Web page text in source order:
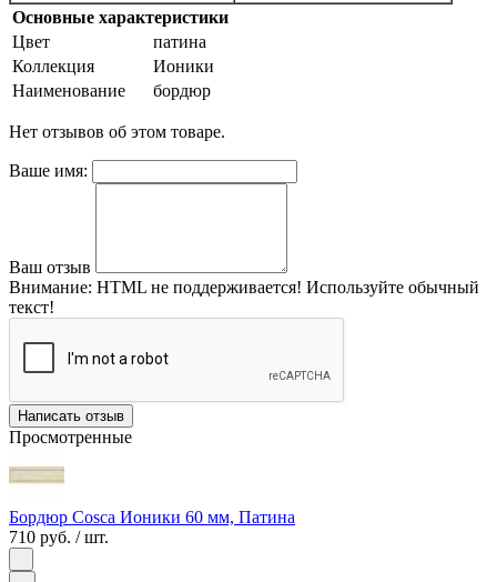
Основные характеристики
Цвет
патина
Коллекция
Ионики
Наименование
бордюр
Нет отзывов об этом товаре.
Ваше имя:
Ваш отзыв
Внимание: HTML не поддерживается! Используйте обычный
текст!
Написать отзыв
Просмотренные
Бордюр Cosca Ионики 60 мм, Патина
710 руб. / шт.